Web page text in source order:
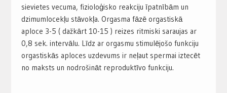
sievietes vecuma, fizioloģisko reakciju īpatnībām un
dzimumlocekļu stāvokļa. Orgasma fāzē orgastiskā
aploce 3-5 ( dažkārt 10-15 ) reizes ritmiski saraujas ar
0,8 sek. intervālu. Līdz ar orgasmu stimulējošo funkciju
orgastiskās aploces uzdevums ir neļaut spermai iztecēt
no maksts un nodrošināt reproduktīvo funkciju.